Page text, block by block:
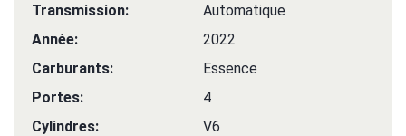
Transmission:
Automatique
Année:
2022
Carburants:
Essence
Portes:
4
Cylindres:
V6